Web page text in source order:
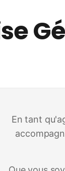
En tant